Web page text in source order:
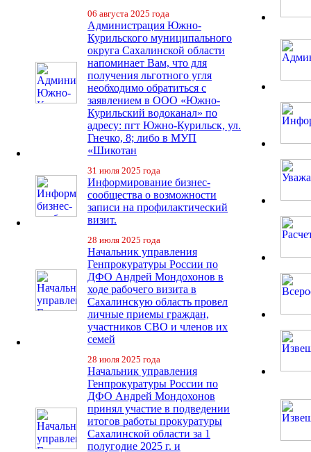
06 августа 2025 года
Администрация Южно-
Курильского муниципального
округа Сахалинской области
напоминает Вам, что для
получения льготного угля
необходимо обратиться с
заявлением в ООО «Южно-
Курильский водоканал» по
адресу: пгт Южно-Курильск, ул.
Гнечко, 8; либо в МУП
«Шикотан
31 июля 2025 года
Информирование бизнес-
сообщества о возможности
записи на профилактический
визит.
28 июля 2025 года
Начальник управления
Генпрокуратуры России по
ДФО Андрей Мондохонов в
ходе рабочего визита в
Сахалинскую область провел
личные приемы граждан,
участников СВО и членов их
семей
28 июля 2025 года
Начальник управления
Генпрокуратуры России по
ДФО Андрей Мондохонов
принял участие в подведении
итогов работы прокуратуры
Сахалинской области за 1
полугодие 2025 г. и